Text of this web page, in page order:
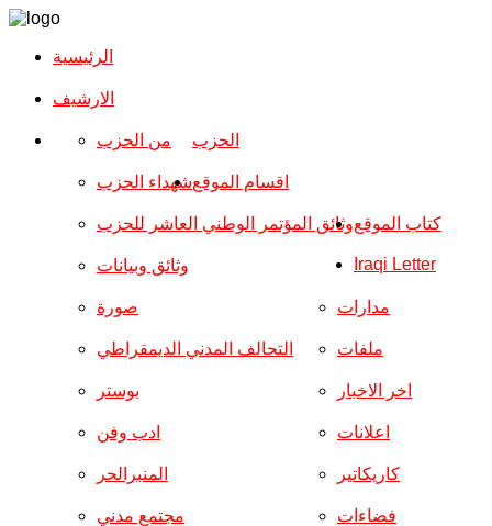
الرئيسية
الارشیف
الحزب من الحزب
شهداء الحزب
وثائق المؤتمر الوطني العاشر للحزب
وثائق وبيانات
اقسام الموقع
صورة
التحالف المدني الديمقراطي
بوستر
ادب وفن
المنبرالحر
مجتمع مدني
مدارات
ملفات
اخر الاخبار
اعلانات
كاريكاتير
فضاءات
كتاب الموقع
Iraqi Letter